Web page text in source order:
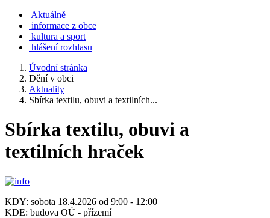
Aktuálně
informace z obce
kultura a sport
hlášení rozhlasu
Úvodní stránka
Dění v obci
Aktuality
Sbírka textilu, obuvi a textilních...
Sbírka textilu, obuvi a
textilních hraček
KDY: sobota 18.4.2026 od 9:00 - 12:00
KDE: budova OÚ - přízemí